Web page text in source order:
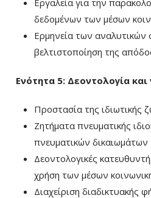
Εργαλεία για την
δεδομένων των μέσων
Ερμηνεία των αναλυτικών
βελτιστοποίηση της
Ενότητα 5: Δεοντολογία
Προστασία της ιδιωτικής
Ζητήματα πνευματικής
πνευματικών δικαιωμάτων
Δεοντολογικές
χρήση των μέσων
Διαχείριση διαδικτυακής